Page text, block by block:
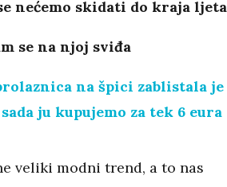
nećemo skidati do kraja
se na njoj sviđa
na špici zablistala je
ju kupujemo za tek 6 eura
veliki modni trend, a to nas